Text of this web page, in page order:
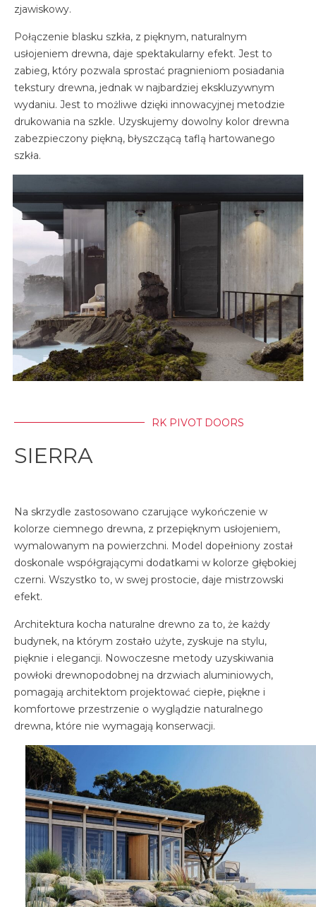
zjawiskowy.
Połączenie blasku szkła, z pięknym, naturalnym
usłojeniem drewna, daje spektakularny efekt. Jest to
zabieg, który pozwala sprostać pragnieniom posiadania
tekstury drewna, jednak w najbardziej ekskluzywnym
wydaniu. Jest to możliwe dzięki innowacyjnej metodzie
drukowania na szkle. Uzyskujemy dowolny kolor drewna
zabezpieczony piękną, błyszczącą taflą hartowanego
szkła.
RK PIVOT DOORS
SIERRA
Na skrzydle zastosowano czarujące wykończenie w
kolorze ciemnego drewna, z przepięknym usłojeniem,
wymalowanym na powierzchni. Model dopełniony został
doskonale współgrającymi dodatkami w kolorze głębokiej
czerni. Wszystko to, w swej prostocie, daje mistrzowski
efekt.
Architektura kocha naturalne drewno za to, że każdy
budynek, na którym zostało użyte, zyskuje na stylu,
pięknie i elegancji. Nowoczesne metody uzyskiwania
powłoki drewnopodobnej na drzwiach aluminiowych,
pomagają architektom projektować ciepłe, piękne i
komfortowe przestrzenie o wyglądzie naturalnego
drewna, które nie wymagają konserwacji.